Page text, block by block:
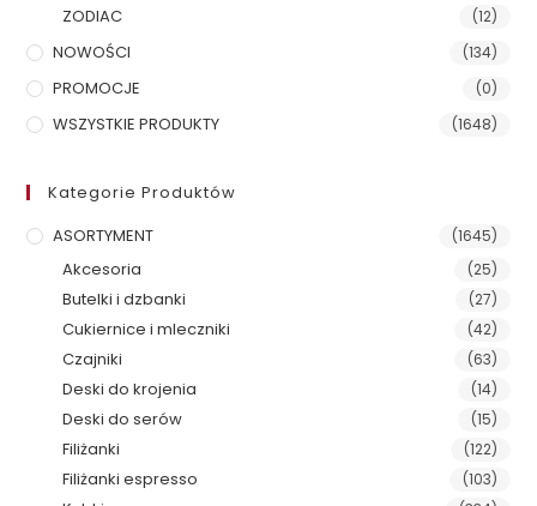
ZODIAC (12)
NOWOŚCI (134)
PROMOCJE (0)
WSZYSTKIE PRODUKTY (1648)
Kategorie Produktów
ASORTYMENT
(1645)
Akcesoria (25)
Butelki i dzbanki (27)
Cukiernice i mleczniki (42)
Czajniki (63)
Deski do krojenia (14)
Deski do serów (15)
Filiżanki (122)
Filiżanki espresso (103)